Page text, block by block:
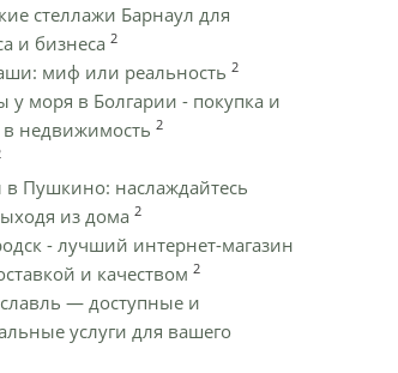
стеллажи Барнаул для
и бизнеса 2
миф или реальность 2
у моря в Болгарии - покупка и
недвижимость 2
в Пушкино: наслаждайтесь
из дома 2
- лучший интернет-магазин
и качеством 2
— доступные и
услуги для вашего